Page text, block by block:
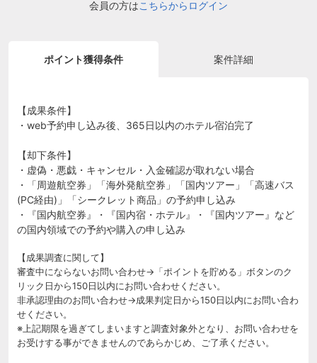
会員の方はこちらからログイン
ポイント獲得条件 案件詳細
【成果条件】
・web予約申し込み後、365日以内のホテル宿泊完了
【却下条件】
・虚偽・悪戯・キャンセル・入金確認が取れない場合
・「周遊航空券」「海外発航空券」「国内ツアー」「高速バス
(PC経由)」「シークレット商品」の予約申し込み
・『国内航空券』・『国内宿・ホテル』・『国内ツアー』など
の国内領域での予約や購入の申し込み
【成果調査に関して】
審査中にならないお問い合わせ→「ポイントを貯める」ボタンのク
リック日から150日以内にお問い合わせください。
非承認理由のお問い合わせ→成果判定日から150日以内にお問い合わ
せください。
※上記期限を過ぎてしまいますと調査対象外となり、お問い合わせを
お受けする事ができませんのであらかじめ、ご了承ください。